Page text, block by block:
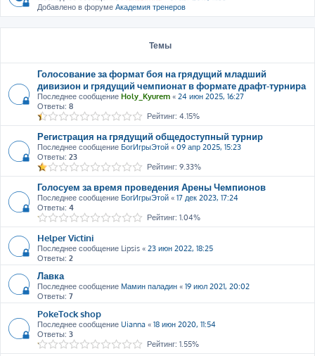
Добавлено в форуме Академия тренеров
Темы
Голосование за формат боя на грядущий младший
дивизион и грядущий чемпионат в формате драфт-турнира
Последнее сообщение Holy_Kyurem « 24 июн 2025, 16:27
Ответы: 8
Рейтинг: 4.15%
Регистрация на грядущий общедоступный турнир
Последнее сообщение БогИгрыЭтой « 09 апр 2025, 15:23
Ответы: 23
Рейтинг: 9.33%
Голосуем за время проведения Арены Чемпионов
Последнее сообщение БогИгрыЭтой « 17 дек 2023, 17:24
Ответы: 4
Рейтинг: 1.04%
Helper Victini
Последнее сообщение Lipsis « 23 июн 2022, 18:25
Ответы: 2
Лавка
Последнее сообщение Мамин паладин « 19 июл 2021, 20:02
Ответы: 7
PokeTock shop
Последнее сообщение Uianna « 18 июн 2020, 11:54
Ответы: 3
Рейтинг: 1.55%